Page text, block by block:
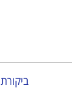
ביקורת